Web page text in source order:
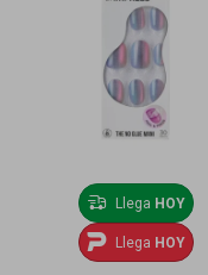
Llega HOY
Llega HOY